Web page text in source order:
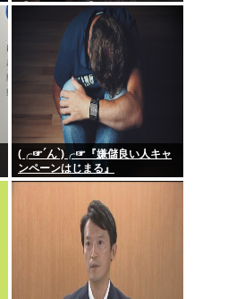
【GIF動画あり】
(╭☞´ん`)╭☞『嫌儲良い人キャ
ンペーンはじまる』